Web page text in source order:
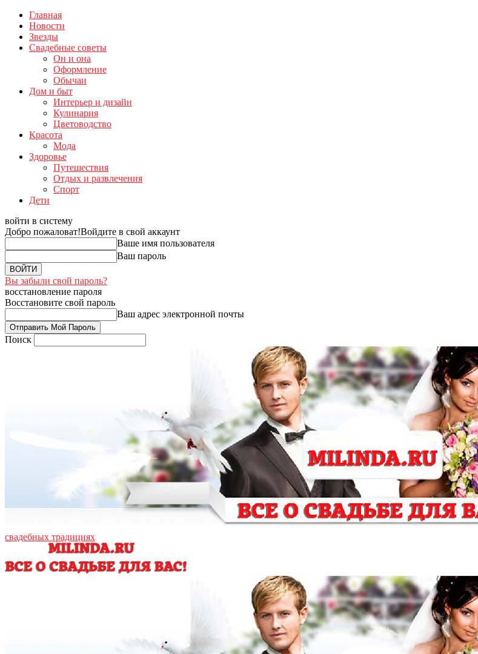
Главная
Новости
Звезды
Свадебные советы
Он и она
Оформление
Обычаи
Дом и быт
Интерьер и дизайн
Кулинария
Цветоводство
Красота
Мода
Здоровье
Путешествия
Отдых и развлечения
Спорт
Дети
войти в систему
Добро пожаловат!Войдите в свой аккаунт
Ваше имя пользователя
Ваш пароль
Вы забыли свой пароль?
восстановление пароля
Восстановите свой пароль
Ваш адрес электронной почты
Поиск
свадебных традициях